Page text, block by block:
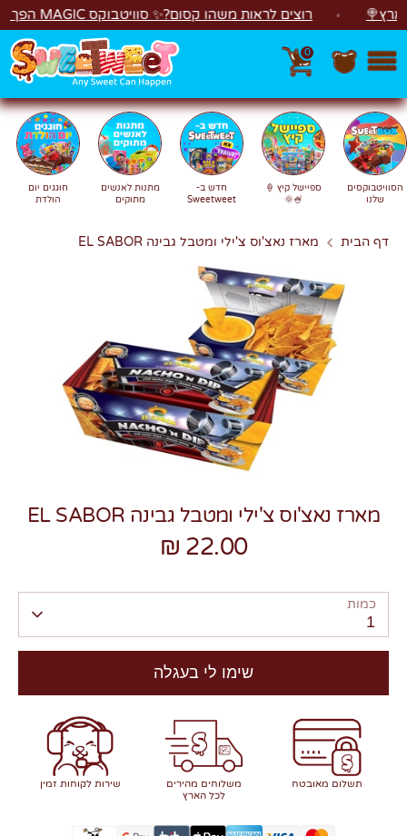
דלג רוצים לראות משהו קסום?✨ סוויטבוקס MAGIC הפך ל"מכונת משחקים"! 🎁🕹️
0
חפשחיפוש
הסוויטבוקסים
שלנו
ספיישל קיץ 🍦
🍧🌞
חדש ב-
Sweetweet
מתנות לאנשים
מתוקים
חוגגים יום
הולדת
דף הבית מארז נאצ'וס צ'ילי ומטבל גבינה EL SABOR
מארז נאצ'וס צ'ילי ומטבל גבינה EL SABOR
22.00 ₪
כמות
1
שימו לי בעגלה
תשלום מאובטח
משלוחים מהירים
לכל הארץ
שירות לקוחות זמין